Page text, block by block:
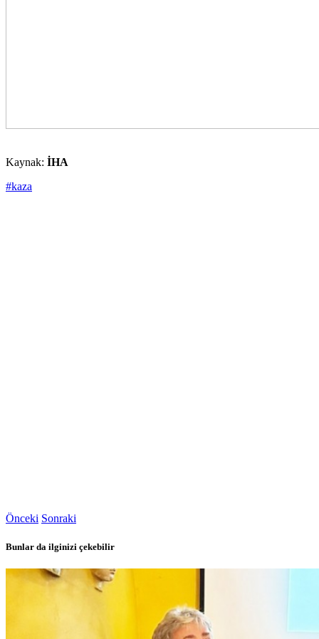
Kaynak: İHA
#kaza
Önceki Sonraki
Bunlar da ilginizi çekebilir